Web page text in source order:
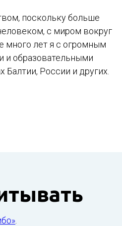
поскольку больше
с миром вокруг
много лет я с огромным
и образовательными
Балтии, России и других.